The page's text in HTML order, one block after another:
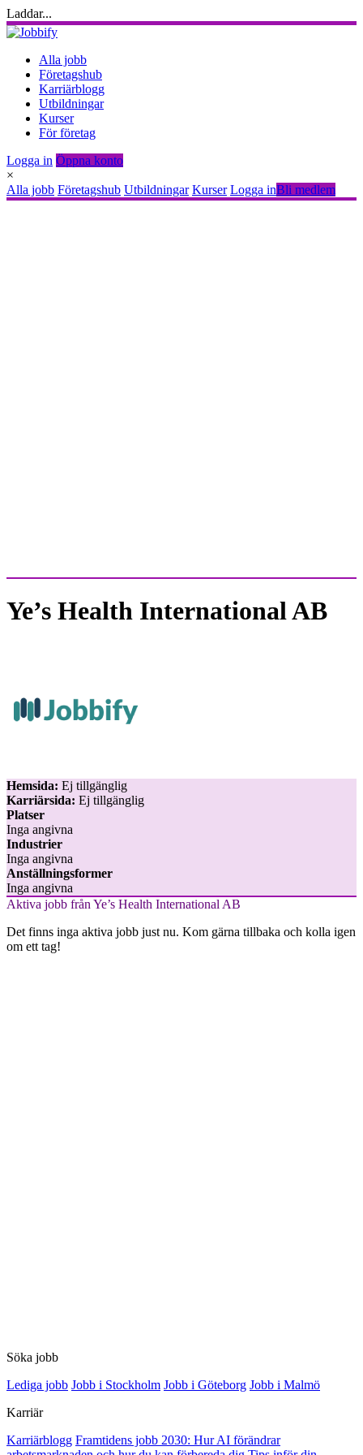
Laddar...
Alla jobb
Företagshub
Karriärblogg
Utbildningar
Kurser
För företag
Logga in Öppna konto
×
Alla jobb Företagshub Utbildningar Kurser Logga inBli medlem
Ye’s Health International AB
Hemsida: Ej tillgänglig
Karriärsida: Ej tillgänglig
Platser
Inga angivna
Industrier
Inga angivna
Anställningsformer
Inga angivna
Aktiva jobb från Ye’s Health International AB
Det finns inga aktiva jobb just nu. Kom gärna tillbaka och kolla igen
om ett tag!
Söka jobb
Lediga jobb Jobb i Stockholm Jobb i Göteborg Jobb i Malmö
Karriär
Karriärblogg Framtidens jobb 2030: Hur AI förändrar